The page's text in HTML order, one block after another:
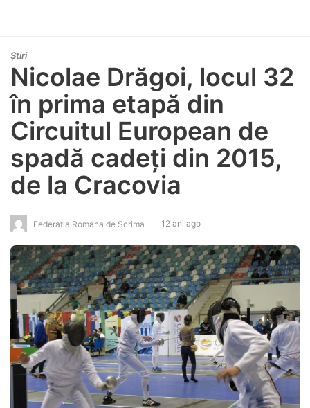
Știri
Nicolae Drăgoi, locul 32
în prima etapă din
Circuitul European de
spadă cadeți din 2015,
de la Cracovia
Federatia Romana de Scrima 12 ani ago